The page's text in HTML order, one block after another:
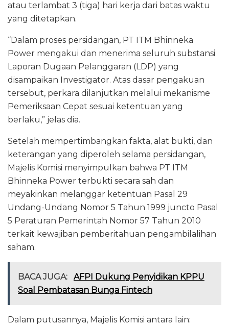
atau terlambat 3 (tiga) hari kerja dari batas waktu
yang ditetapkan.
“Dalam proses persidangan, PT ITM Bhinneka
Power mengakui dan menerima seluruh substansi
Laporan Dugaan Pelanggaran (LDP) yang
disampaikan Investigator. Atas dasar pengakuan
tersebut, perkara dilanjutkan melalui mekanisme
Pemeriksaan Cepat sesuai ketentuan yang
berlaku,” jelas dia.
Setelah mempertimbangkan fakta, alat bukti, dan
keterangan yang diperoleh selama persidangan,
Majelis Komisi menyimpulkan bahwa PT ITM
Bhinneka Power terbukti secara sah dan
meyakinkan melanggar ketentuan Pasal 29
Undang-Undang Nomor 5 Tahun 1999 juncto Pasal
5 Peraturan Pemerintah Nomor 57 Tahun 2010
terkait kewajiban pemberitahuan pengambilalihan
saham.
BACA JUGA:
AFPI Dukung Penyidikan KPPU
Soal Pembatasan Bunga Fintech
Dalam putusannya, Majelis Komisi antara lain: